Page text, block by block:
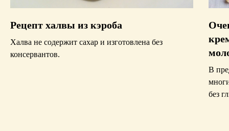
Рецепт халвы из кэроба
Халва не содержит сахар и изготовлена без
консервантов.
В
без